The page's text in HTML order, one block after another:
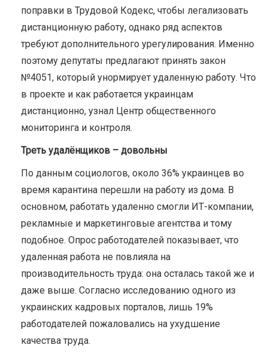
поправки в Трудовой Кодекс, чтобы легализовать
дистанционную работу, однако ряд аспектов
требуют дополнительного урегулирования. Именно
поэтому депутаты предлагают принять закон
№4051, который унормирует удаленную работу. Что
в проекте и как работается украинцам
дистанционно, узнал Центр общественного
мониторинга и контроля.
Треть удалёнщиков – довольны
По данным социологов, около 36% украинцев во
время карантина перешли на работу из дома. В
основном, работать удаленно смогли ИТ-компании,
рекламные и маркетинговые агентства и тому
подобное. Опрос работодателей показывает, что
удаленная работа не повлияла на
производительность труда: она осталась такой же и
даже выше. Согласно исследованию одного из
украинских кадровых порталов, лишь 19%
работодателей пожаловались на ухудшение
качества труда.